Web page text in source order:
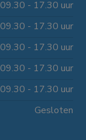
09.30 - 17.30 uur
09.30 - 17.30 uur
09.30 - 17.30 uur
09.30 - 17.30 uur
09.30 - 17.30 uur
Gesloten